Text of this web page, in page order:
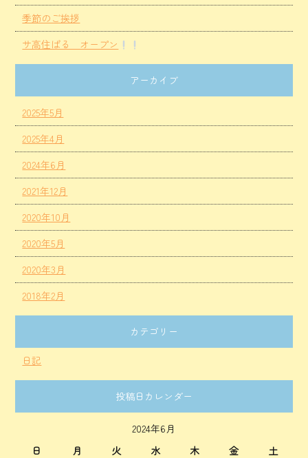
季節のご挨拶
サ高住ぱる オープン
アーカイブ
2025年5月
2025年4月
2024年6月
2021年12月
2020年10月
2020年5月
2020年3月
2018年2月
カテゴリー
日記
投稿日カレンダー
2024年6月
日
月 火 水 木 金 土